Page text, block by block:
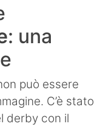
: una
può essere
C’è stato
derby con il